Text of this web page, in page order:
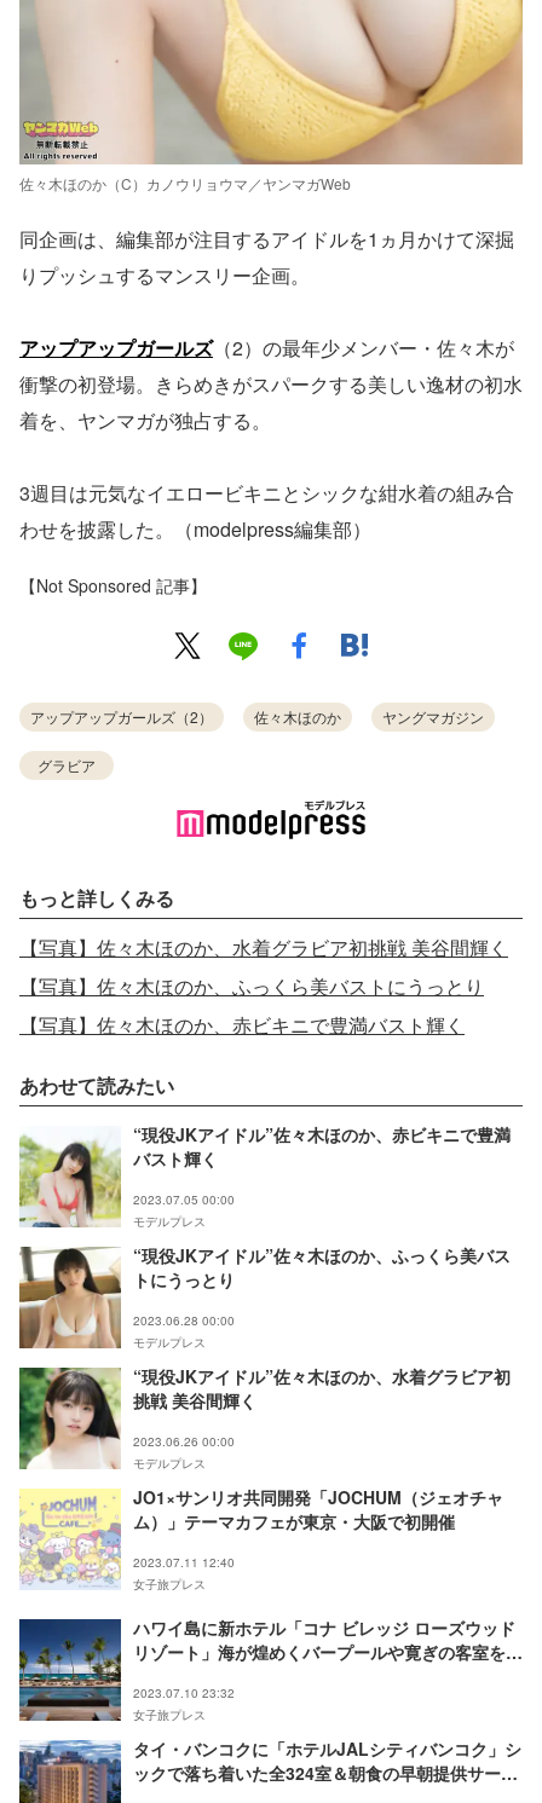
佐々木ほのか（C）カノウリョウマ／ヤンマガWeb
同企画は、編集部が注目するアイドルを1ヵ月かけて深掘
りプッシュするマンスリー企画。
アップアップガールズ（2）の最年少メンバー・佐々木が
衝撃の初登場。きらめきがスパークする美しい逸材の初水
着を、ヤンマガが独占する。
3週目は元気なイエロービキニとシックな紺水着の組み合
わせを披露した。（modelpress編集部）
【Not Sponsored 記事】
アップアップガールズ（2） 佐々木ほのか ヤングマガジン
グラビア
もっと詳しくみる
【写真】佐々木ほのか、水着グラビア初挑戦 美谷間輝く
【写真】佐々木ほのか、ふっくら美バストにうっとり
【写真】佐々木ほのか、赤ビキニで豊満バスト輝く
あわせて読みたい
“現役JKアイドル”佐々木ほのか、赤ビキニで豊満
バスト輝く
2023.07.05 00:00
モデルプレス
“現役JKアイドル”佐々木ほのか、ふっくら美バス
トにうっとり
2023.06.28 00:00
モデルプレス
“現役JKアイドル”佐々木ほのか、水着グラビア初
挑戦 美谷間輝く
2023.06.26 00:00
モデルプレス
JO1×サンリオ共同開発「JOCHUM（ジェオチャ
ム）」テーマカフェが東京・大阪で初開催
2023.07.11 12:40
女子旅プレス
ハワイ島に新ホテル「コナ ビレッジ ローズウッド
リゾート」海が煌めくバープールや寛ぎの客室を完
2023.07.10 23:32
女子旅プレス
タイ・バンコクに「ホテルJALシティバンコク」シ
ックで落ち着いた全324室＆朝食の早朝提供サービ